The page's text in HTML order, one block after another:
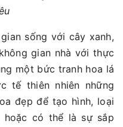
sống với cây xanh,
gian nhà với thực
một bức tranh hoa lá
tế thiên nhiên những
đẹp để tạo hình, loại
có thể là sự sắp